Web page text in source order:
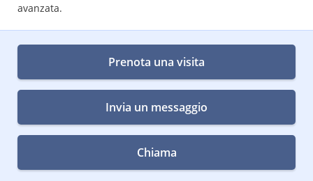
avanzata.
Prenota una visita
Invia un messaggio
Chiama